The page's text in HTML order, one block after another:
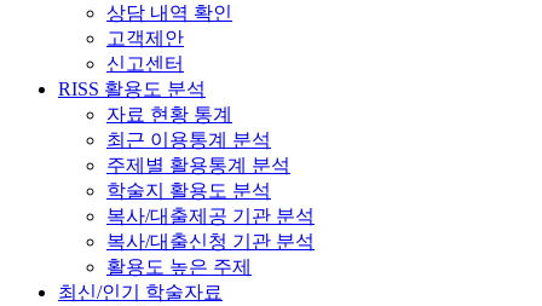
상담 내역 확인
고객제안
신고센터
RISS 활용도 분석
자료 현황 통계
최근 이용통계 분석
주제별 활용통계 분석
학술지 활용도 분석
복사/대출제공 기관 분석
복사/대출신청 기관 분석
활용도 높은 주제
최신/인기 학술자료